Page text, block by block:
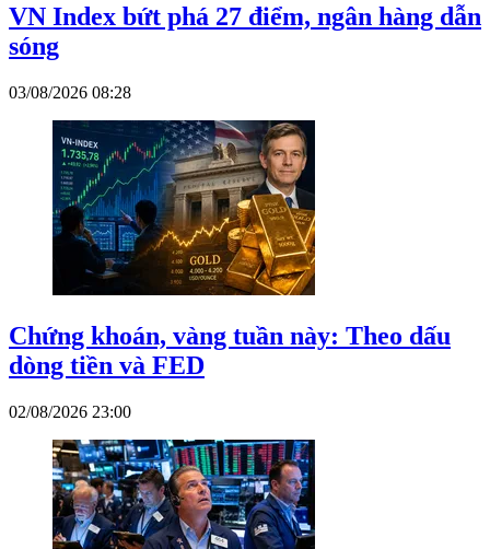
VN Index bứt phá 27 điểm, ngân hàng dẫn
sóng
03/08/2026 08:28
Chứng khoán, vàng tuần này: Theo dấu
dòng tiền và FED
02/08/2026 23:00